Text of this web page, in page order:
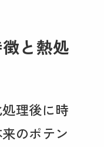
と熱処
理後に時
のポテン